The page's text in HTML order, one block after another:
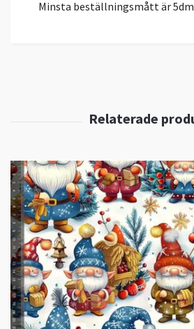
Minsta beställningsmått är 5dm